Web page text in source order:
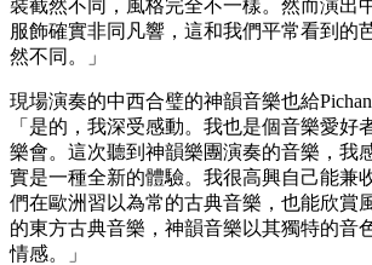
裝截然不同，風格完全不一樣。然而演出
服飾確實非同凡響，這和我們平常看到的
然不同。」
現場演奏的中西合璧的神韻音樂也給
「是的，我深受感動。我也是個音樂愛好
樂會。這次聽到神韻樂團演奏的音樂，我
實是一種全新的體驗。我很高興自己能兼
們在歐洲習以為常的古典音樂，也能欣賞
的東方古典音樂，神韻音樂以其獨特的音
情感。」